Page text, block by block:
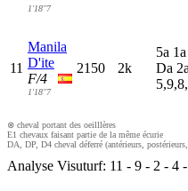
1'18"7
11
Manila
D'ite
F/4
1'18"7
2150 2k
5a 1a
Da 2a
⊗ cheval portant des oeilllères
E1 chevaux faisant partie de la même écurie
DA, DP, D4 cheval déferré (antérieurs,
Analyse Visuturf: 11 - 9 - 2 - 4 -